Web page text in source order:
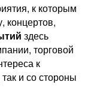
к которым
концертов,
здесь
торговой
к
и со стороны